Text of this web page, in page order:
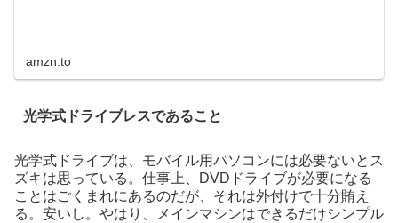
amzn.to
光学式ドライブレスであること
光学式ドライブは、モバイル用パソコンには必要ないとス
ズキは思っている。仕事上、DVDドライブが必要になる
ことはごくまれにあるのだが、それは外付けで十分賄え
る。安いし。やはり、メインマシンはできるだけシンプル